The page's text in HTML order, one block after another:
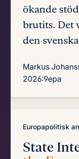
ökande
brutits. Det
den
Markus
2026:9epa
Europapolitisk
State